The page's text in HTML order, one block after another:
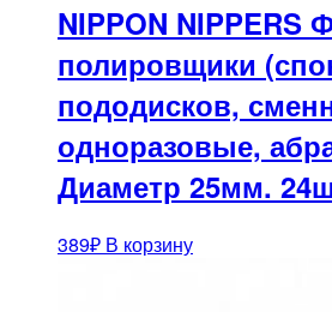
NIPPON NIPPERS
полировщики
пододисков,
одноразовые,
Диаметр 25мм.
389₽ В корзину